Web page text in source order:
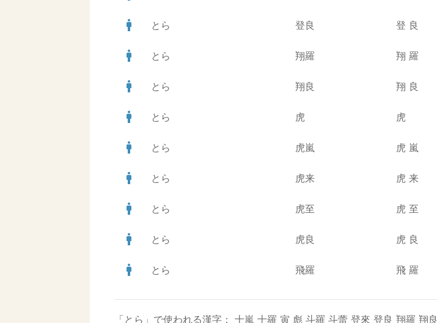
man とら 登良 登 良
man とら 翔羅 翔 羅
man とら 翔良 翔 良
man とら 虎 虎
man とら 虎嵐 虎 嵐
man とら 虎来 虎 来
man とら 虎至 虎 至
man とら 虎良 虎 良
man とら 飛羅 飛 羅
「とら」で使われる漢字： 十嵐 十羅 寅 彪 斗羅 斗蕾 登來 登良 翔羅 翔良